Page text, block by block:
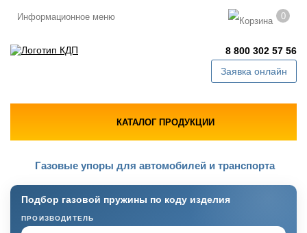
Информационное меню 0
8 800 302 57 56
Заявка онлайн
КАТАЛОГ ПРОДУКЦИИ
Газовые упоры для автомобилей и транспорта
Подбор газовой пружины по коду изделия
ПРОИЗВОДИТЕЛЬ